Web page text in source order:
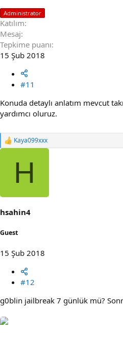
Administrator
Katılım
Mesaj
Tepkime puanı
15 Şub 2018
#11
Konuda detaylı anlatım mevcut
yardımcı oluruz.
R
:
Kaya099xxx
H
hsahin4
Guest
15 Şub 2018
#12
g0blin jailbreak 7 günlük mü?